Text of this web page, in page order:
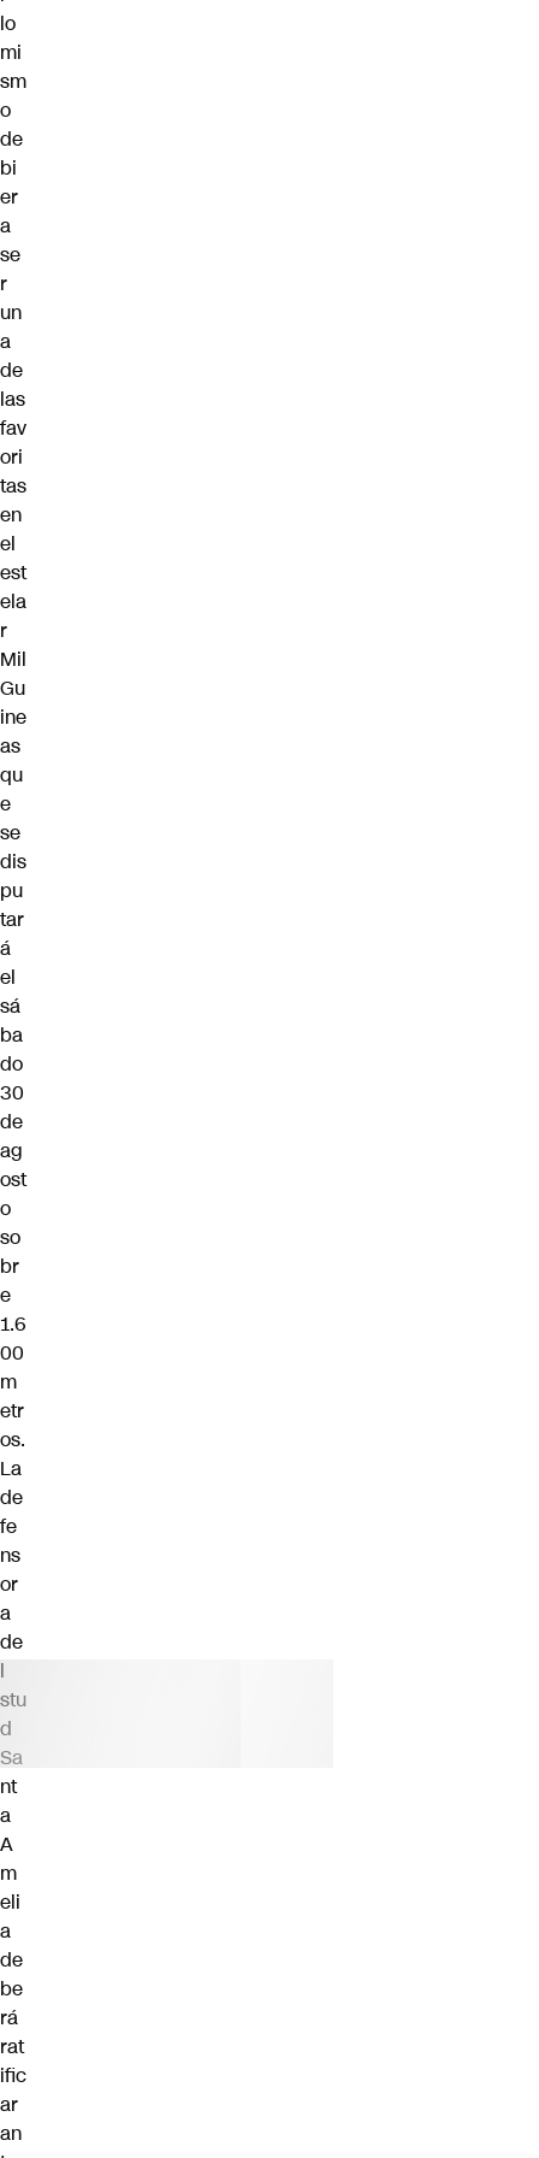
lo
mi
sm
o
de
bi
er
a
se
r
un
a
de
las
fav
ori
tas
en
el
est
ela
r
Mil
Gu
ine
as
qu
e
se
dis
pu
tar
á
el
sá
ba
do
30
de
ag
ost
o
so
br
e
1.6
00
m
etr
os.
La
de
fe
ns
or
a
de
l
stu
d
Sa
nt
a
A
m
eli
a
de
be
rá
rat
ific
ar
an